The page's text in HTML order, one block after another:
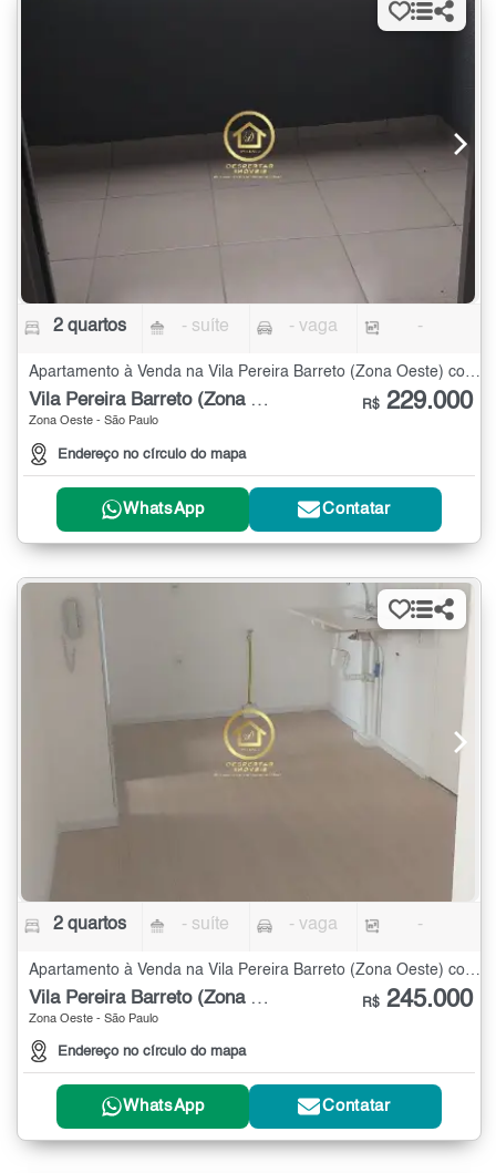
2 quartos - suíte - vaga -
Apartamento à Venda na Vila Pereira Barreto (Zona Oeste) com 2 quartos
Vila Pereira Barreto (Zona Oeste)
Zona Oeste - São Paulo
Endereço no círculo do mapa
R$ 229.000
WhatsApp Contatar
2 quartos - suíte - vaga -
Vila Pereira Barreto (Zona Oeste)
Zona Oeste - São Paulo
Endereço no círculo do mapa
R$ 245.000
WhatsApp Contatar